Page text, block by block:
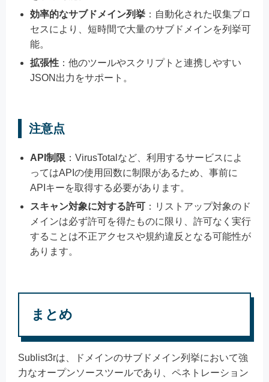
効率的なサブドメイン列挙 ：自動化された収集プロ
セスにより、短時間で大量のサブドメインを列挙可
能。
拡張性 ：他のツールやスクリプトと連携しやすい
JSON出力をサポート。
注意点
API制限 ：VirusTotalなど、利用するサービスによ
ってはAPIの使用回数に制限があるため、事前に
APIキーを取得する必要があります。
スキャン対象に対する許可 ：リストアップ対象のド
メインは必ず許可を得たものに限り、許可なく実行
することは不正アクセスや規約違反となる可能性が
あります。
まとめ
Sublist3rは、ドメインのサブドメイン列挙において強
力なオープンソースツールであり、ペネトレーション